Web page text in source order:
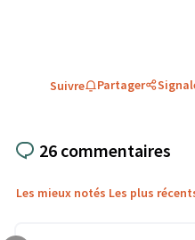
Suivre Partager
26 commentaires
Les mieux notés Les plus